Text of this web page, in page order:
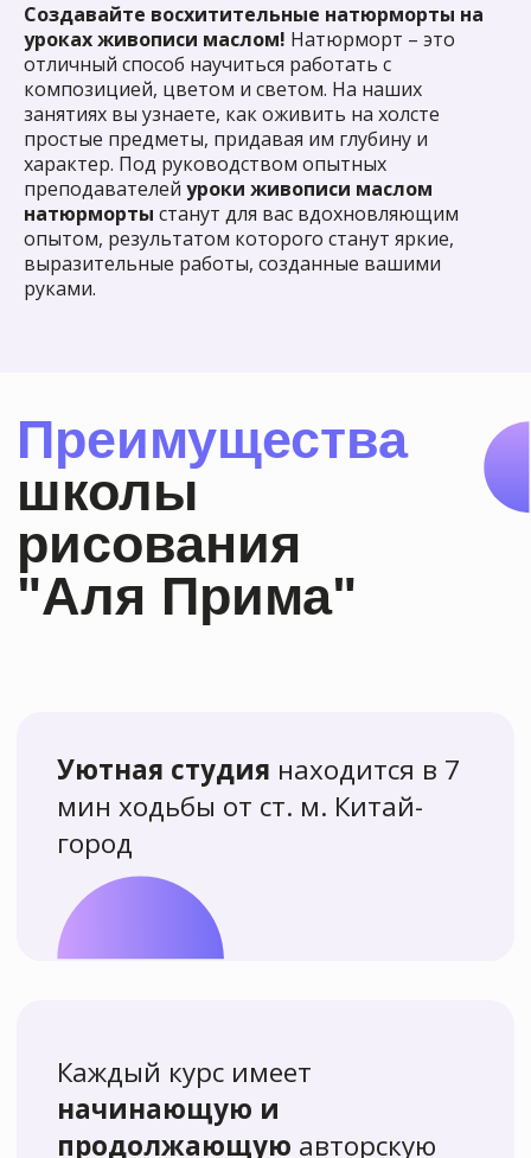
Создавайте восхитительные натюрморты на
уроках живописи маслом! Натюрморт – это
отличный способ научиться работать с
композицией, цветом и светом. На наших
занятиях вы узнаете, как оживить на холсте
простые предметы, придавая им глубину и
характер. Под руководством опытных
преподавателей уроки живописи маслом
натюрморты станут для вас вдохновляющим
опытом, результатом которого станут яркие,
выразительные работы, созданные вашими
руками.
Пробное занятие
по рисованию
рисовать или хочет познакомиться
с нашей школой поближе